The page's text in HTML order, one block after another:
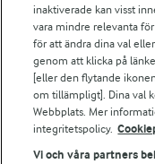
Arla webbshop
Bildbank
Följ oss
inaktiverade kan visst
vara mindre relevanta
för att ändra dina val
genom att klicka på
[eller den flytande
om tillämpligt]. Dina val
Webbplats. Mer
integritetspolicy.
Vi och våra partners